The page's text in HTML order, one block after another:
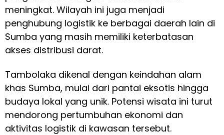
meningkat. Wilayah ini juga menjadi
penghubung logistik ke berbagai daerah lain di
Sumba yang masih memiliki keterbatasan
akses distribusi darat.
Tambolaka dikenal dengan keindahan alam
khas Sumba, mulai dari pantai eksotis hingga
budaya lokal yang unik. Potensi wisata ini turut
mendorong pertumbuhan ekonomi dan
aktivitas logistik di kawasan tersebut.